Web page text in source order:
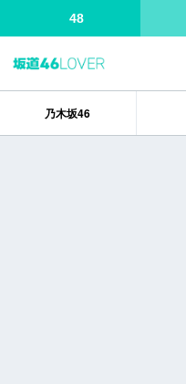
48
乃木坂46